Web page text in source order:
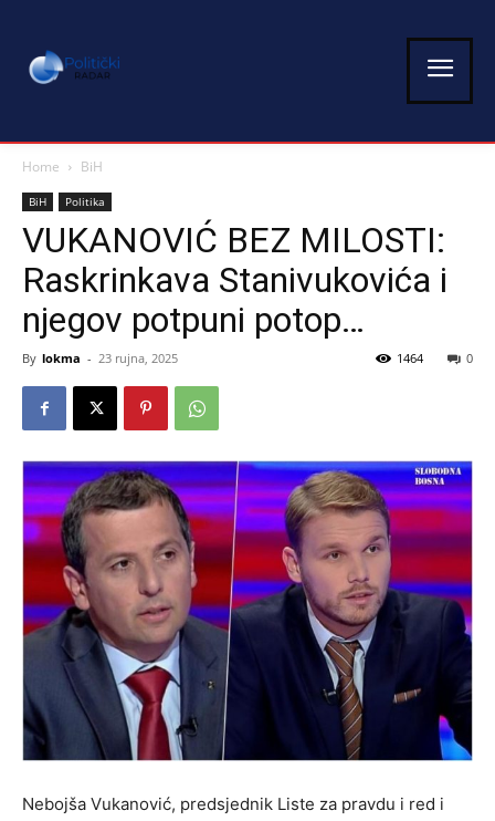
Home BiH
BiH Politika
VUKANOVIĆ BEZ MILOSTI:
Raskrinkava Stanivukovića i
njegov potpuni potop…
By lokma - 23 rujna, 2025 0
1464
Nebojša Vukanović, predsjednik Liste za pravdu i red i